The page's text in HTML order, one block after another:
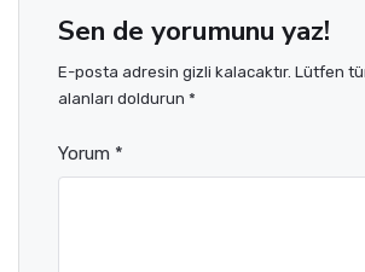
Sen de yorumunu yaz!
E-posta adresin gizli kalacaktır. Lütfen
alanları doldurun *
Yorum *